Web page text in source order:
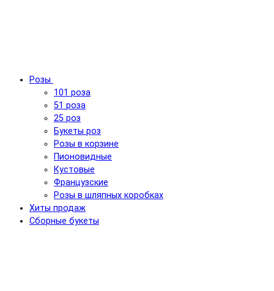
Розы
101 роза
51 роза
25 роз
Букеты роз
Розы в корзине
Пионовидные
Кустовые
Французские
Розы в шляпных коробках
Хиты продаж
Сборные букеты